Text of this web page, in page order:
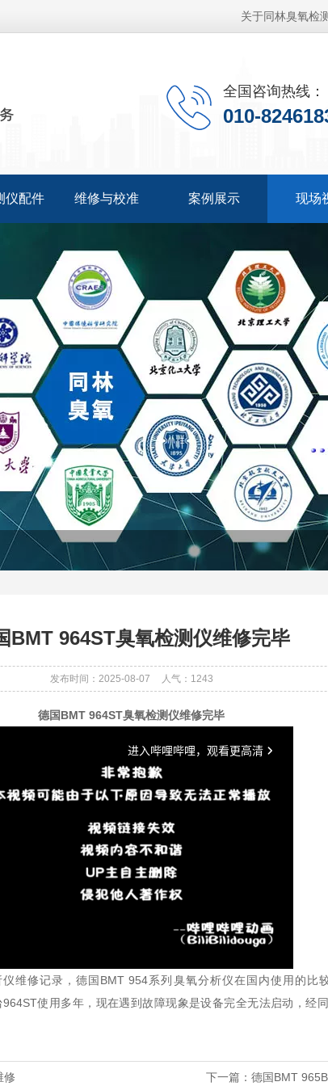
关于同林臭氧检
全国咨询热线：
010-
仪配件 维修与校准 案例展示 现场
BMT 964ST臭氧检测仪维修完毕
发布时间：2025-08-07 人气： 1243
德国BMT 964ST臭氧检测仪维修完毕
维修记录，德国BMT 954系列臭氧分析仪在国内使用的比
使用多年，现在遇到故障现象是设备完全无法启动，经
修 下一篇： 德国BMT